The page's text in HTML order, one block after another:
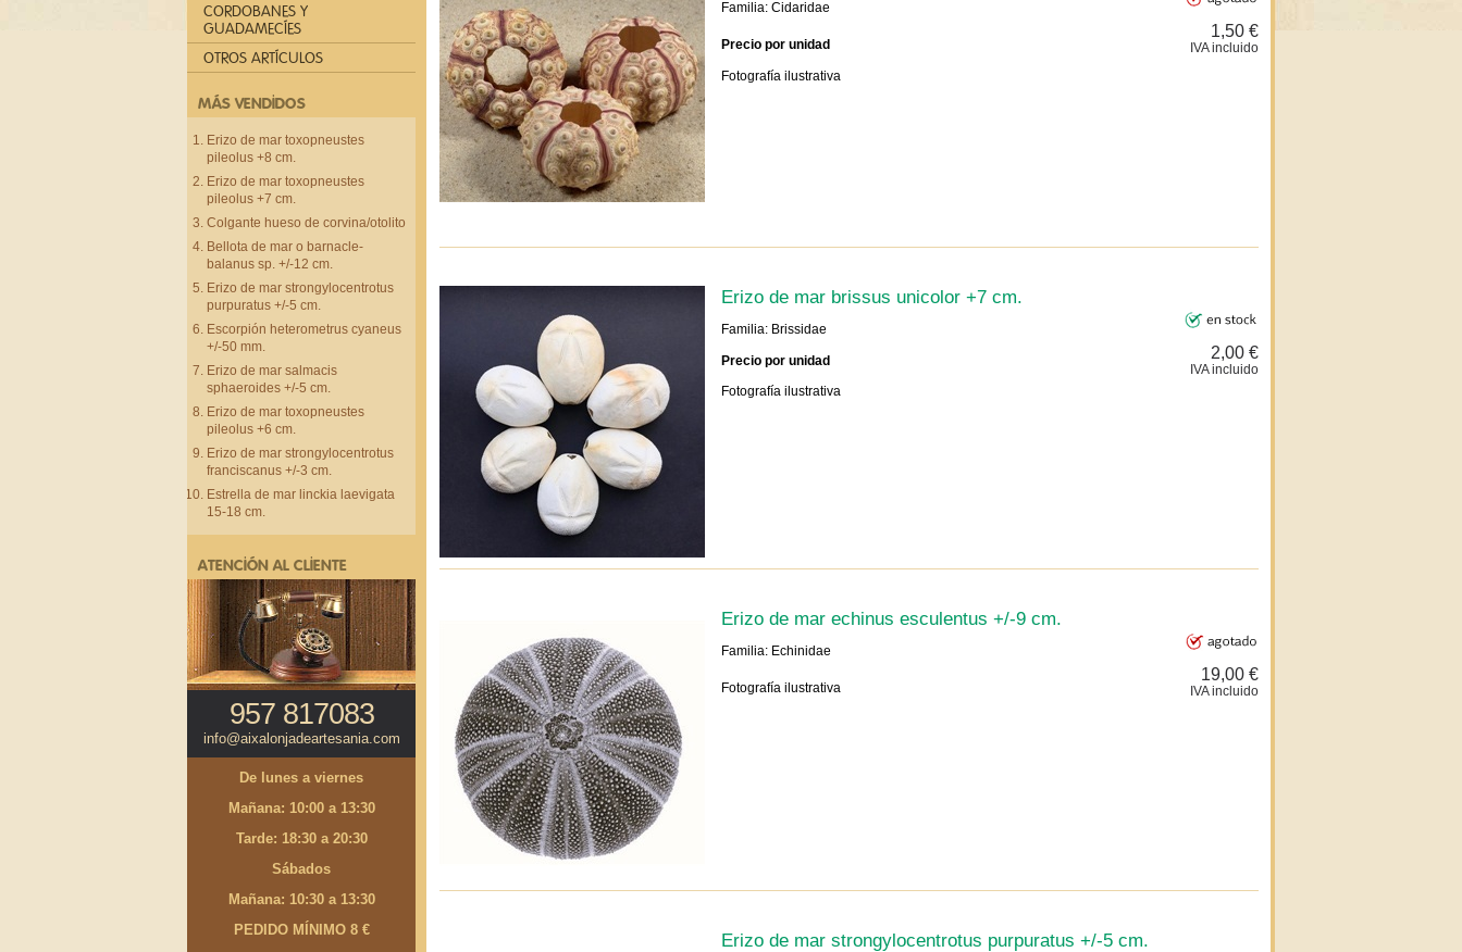
Familia: Cidaridae
Precio por unidad
Fotografía ilustrativa
1,50 €
IVA incluido
Erizo de mar brissus unicolor +7 cm.
Familia: Brissidae
Precio por unidad
Fotografía ilustrativa
2,00 €
IVA incluido
Erizo de mar echinus esculentus +/-9 cm.
Familia: Echinidae
Fotografía ilustrativa
19,00 €
IVA incluido
Erizo de mar strongylocentrotus purpuratus +/-5 cm.
CORDOBANES Y
GUADAMECÍES
OTROS ARTÍCULOS
MÁS VENDIDOS
Erizo de mar toxopneustes
pileolus +8 cm.
Erizo de mar toxopneustes
pileolus +7 cm.
Colgante hueso de corvina/otolito
Bellota de mar o barnacle-
balanus sp. +/-12 cm.
Erizo de mar strongylocentrotus
purpuratus +/-5 cm.
Escorpión heterometrus cyaneus
+/-50 mm.
Erizo de mar salmacis
sphaeroides +/-5 cm.
Erizo de mar toxopneustes
pileolus +6 cm.
Erizo de mar strongylocentrotus
franciscanus +/-3 cm.
Estrella de mar linckia laevigata
15-18 cm.
ATENCIÓN AL CLIENTE
957 817083
info@aixalonjadeartesania.com
De lunes a viernes
Mañana: 10:00 a 13:30
Tarde: 18:30 a 20:30
Sábados
Mañana: 10:30 a 13:30
PEDIDO MÍNIMO 8 €